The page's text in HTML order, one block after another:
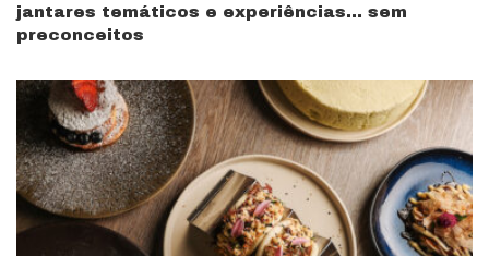
jantares temáticos e experiências… sem
preconceitos